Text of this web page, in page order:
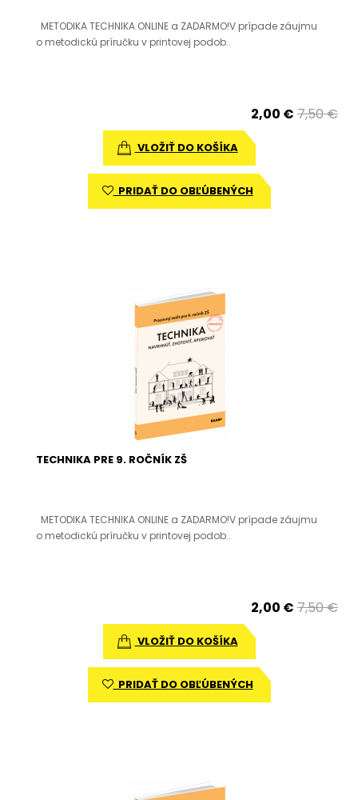
METODIKA TECHNIKA ONLINE a ZADARMO!V prípade záujmu
o metodickú príručku v printovej podob..
2,00 € 7,50 €
VLOŽIŤ DO KOŠÍKA
PRIDAŤ DO OBĽÚBENÝCH
TECHNIKA PRE 9. ROČNÍK ZŠ
METODIKA TECHNIKA ONLINE a ZADARMO!V prípade záujmu
o metodickú príručku v printovej podob..
2,00 € 7,50 €
VLOŽIŤ DO KOŠÍKA
PRIDAŤ DO OBĽÚBENÝCH